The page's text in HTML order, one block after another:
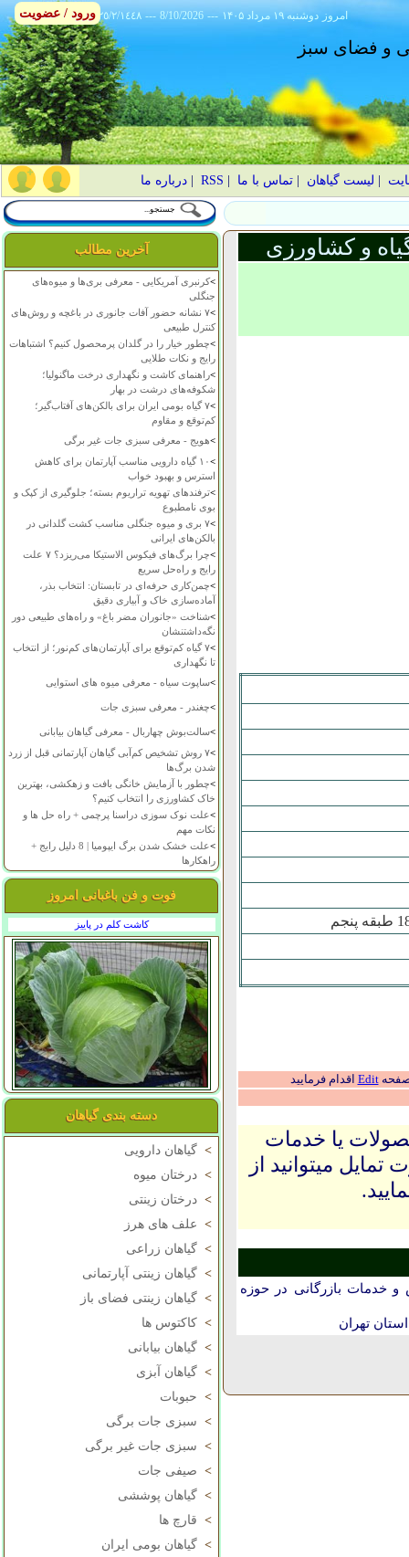
٢٥/٢/١٤٤٨ --- 8/10/2026 --- ۱۴۰۵ دوشنبه ۱۹ مرداد امروز
و فضای سبز
لیست گیاهان |تماس با ما RSS
|درباره ما
آخرین مطالب
>کرنبری آمریکایی - معرفی بری‌ها و میوه‌های
جنگلی
>
۷ نشانه حضور آفات جانوری در باغچه و روش‌های
کنترل طبیعی
>چطور خیار را در گلدان پرمحصول کنیم؟ اشتباهات
رایج و نکات طلایی
>راهنمای کاشت و نگهداری درخت ماگنولیا؛
شکوفه‌های درشت در بهار
>
۷ گیاه بومی ایران برای بالکن‌های آفتاب‌گیر؛
کم‌توقع و مقاوم
>هویج - معرفی سبزی جات غیر برگی
>
۱۰ گیاه دارویی مناسب آپارتمان برای کاهش
استرس و بهبود خواب
>ترفندهای تهویه تراریوم بسته؛ جلوگیری از کپک و
بوی نامطبوع
>
۷ بری و میوه جنگلی مناسب کشت گلدانی در
بالکن‌های ایرانی
>
چرا برگ‌های فیکوس الاستیکا می‌ریزد؟ ۷ علت
رایج و راه‌حل سریع
>چمن‌کاری حرفه‌ای در تابستان: انتخاب بذر،
آماده‌سازی خاک و آبیاری دقیق
>شناخت «جانوران مضر باغ» و راه‌های طبیعی دور
نگه‌داشتنشان
>
۷ گیاه کم‌توقع برای آپارتمان‌های کم‌نور؛ از انتخاب
تا نگهداری
>ساپوت سیاه - معرفی میوه های استوایی
>چغندر - معرفی سبزی جات
>سالت‌بوش چهاربال - معرفی گیاهان بیابانی
>
۷ روش تشخیص کم‌آبی گیاهان آپارتمانی قبل از زرد
شدن برگ‌ها
>چطور با آزمایش خانگی بافت و زهکشی، بهترین
خاک کشاورزی را انتخاب کنیم؟
>علت نوک سوزی دراسنا پرچمی + راه حل ها و
نکات مهم
>
علت خشک شدن برگ ایپومیا | 8 دلیل رایج +
راهکارها
فوت و فن باغبانی امروز
کاشت کلم در پاییز
دسته بندی گیاهان
> گیاهان دارویی
> درختان میوه
> درختان زینتی
> علف های هرز
> گیاهان زراعی
> گیاهان زینتی آپارتمانی
> گیاهان زینتی فضای باز
> کاکتوس ها
> گیاهان بیابانی
> گیاهان آبزی
> حبوبات
> سبزی جات برگی
> سبزی جات غیر برگی
> صیفی جات
> گیاهان پوششی
> قارچ ها
> گیاهان بومی ایران
و کشاورزی
صفحهEdit اقدام فرمایید
یا خدمات
میتوانید از
خدمات بازرگانی در حوزه
تهران
ورود / عضویت